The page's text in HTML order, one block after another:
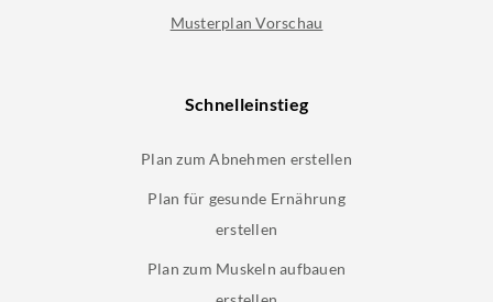
Musterplan Vorschau
Schnelleinstieg
Plan zum Abnehmen erstellen
Plan für gesunde Ernährung
erstellen
Plan zum Muskeln aufbauen